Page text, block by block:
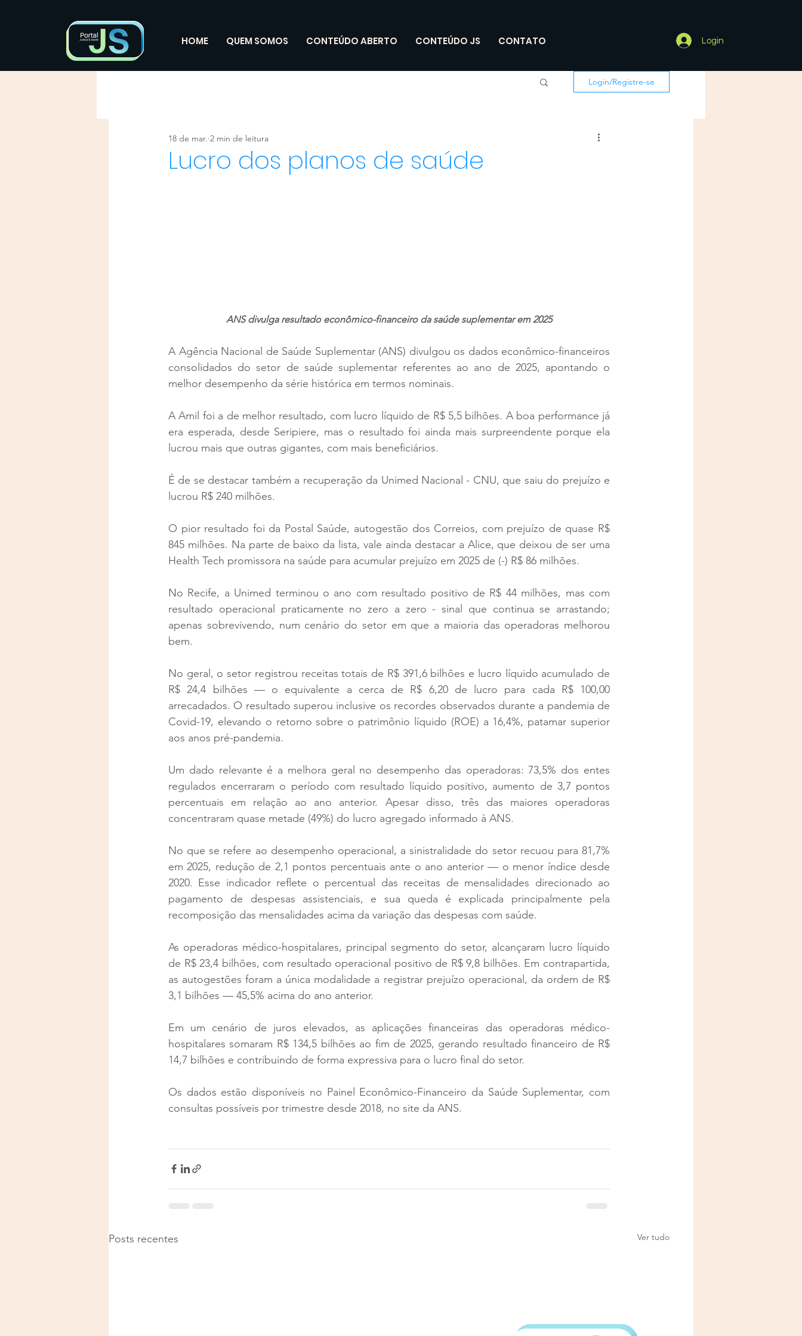
HOME QUEM SOMOS CONTEÚDO ABERTO CONTEÚDO JS CONTATO Login
Login/Registre-se
Lucro dos planos de saúde
18 de mar. 2 min de leitura
ANS divulga resultado econômico-financeiro da saúde suplementar em 2025
A Agência Nacional de Saúde Suplementar (ANS) divulgou os dados econômico-financeiros
consolidados do setor de saúde suplementar referentes ao ano de 2025, apontando o
melhor desempenho da série histórica em termos nominais.
A Amil foi a de melhor resultado, com lucro líquido de R$ 5,5 bilhões. A boa performance já
era esperada, desde Seripiere, mas o resultado foi ainda mais surpreendente porque ela
lucrou mais que outras gigantes, com mais beneficiários.
É de se destacar também a recuperação da Unimed Nacional - CNU, que saiu do prejuízo e
lucrou R$ 240 milhões.
O pior resultado foi da Postal Saúde, autogestão dos Correios, com prejuízo de quase R$
845 milhões. Na parte de baixo da lista, vale ainda destacar a Alice, que deixou de ser uma
Health Tech promissora na saúde para acumular prejuízo em 2025 de (-) R$ 86 milhões.
No Recife, a Unimed terminou o ano com resultado positivo de R$ 44 milhões, mas com
resultado operacional praticamente no zero a zero - sinal que continua se arrastando;
apenas sobrevivendo, num cenário do setor em que a maioria das operadoras melhorou
bem.
No geral, o setor registrou receitas totais de R$ 391,6 bilhões e lucro líquido acumulado de
R$ 24,4 bilhões — o equivalente a cerca de R$ 6,20 de lucro para cada R$ 100,00
arrecadados. O resultado superou inclusive os recordes observados durante a pandemia de
Covid-19, elevando o retorno sobre o patrimônio líquido (ROE) a 16,4%, patamar superior
aos anos pré-pandemia.
Um dado relevante é a melhora geral no desempenho das operadoras: 73,5% dos entes
regulados encerraram o período com resultado líquido positivo, aumento de 3,7 pontos
percentuais em relação ao ano anterior. Apesar disso, três das maiores operadoras
concentraram quase metade (49%) do lucro agregado informado à ANS.
No que se refere ao desempenho operacional, a sinistralidade do setor recuou para 81,7%
em 2025, redução de 2,1 pontos percentuais ante o ano anterior — o menor índice desde
2020. Esse indicador reflete o percentual das receitas de mensalidades direcionado ao
pagamento de despesas assistenciais, e sua queda é explicada principalmente pela
recomposição das mensalidades acima da variação das despesas com saúde.
As operadoras médico-hospitalares, principal segmento do setor, alcançaram lucro líquido
de R$ 23,4 bilhões, com resultado operacional positivo de R$ 9,8 bilhões. Em contrapartida,
as autogestões foram a única modalidade a registrar prejuízo operacional, da ordem de R$
3,1 bilhões — 45,5% acima do ano anterior.
Em um cenário de juros elevados, as aplicações financeiras das operadoras médico-
hospitalares somaram R$ 134,5 bilhões ao fim de 2025, gerando resultado financeiro de R$
14,7 bilhões e contribuindo de forma expressiva para o lucro final do setor.
Os dados estão disponíveis no Painel Econômico-Financeiro da Saúde Suplementar, com
consultas possíveis por trimestre desde 2018, no site da ANS.
Posts recentes Ver tudo